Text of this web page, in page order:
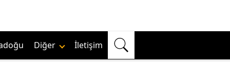
Diğer İletişim